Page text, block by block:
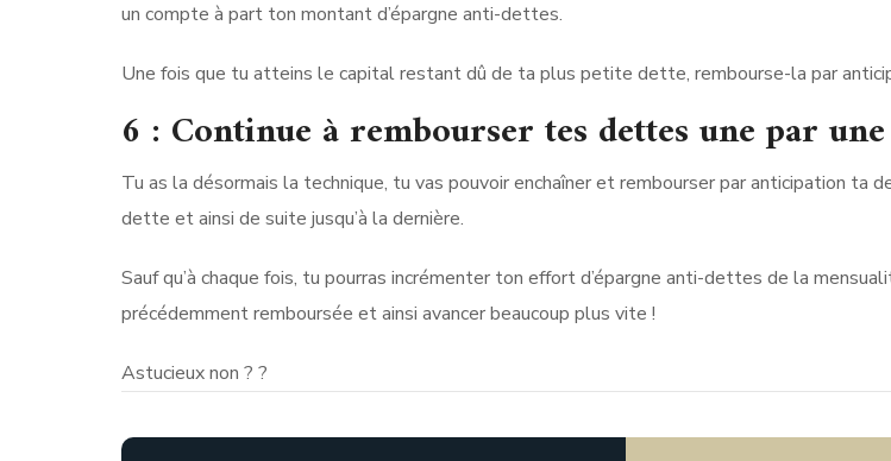
un compte à part ton montant d’épargne anti-dettes.
Une fois que tu atteins le capital restant dû de ta plus petite dette, rembourse-la par
6 : Continue à rembourser tes dettes une par
Tu as la désormais la technique, tu vas pouvoir enchaîner et rembourser par anticipation ta
dette et ainsi de suite jusqu’à la dernière.
Sauf qu’à chaque fois, tu pourras incrémenter ton effort d’épargne anti-dettes de la
précédemment remboursée et ainsi avancer beaucoup plus vite !
Astucieux non ? ?